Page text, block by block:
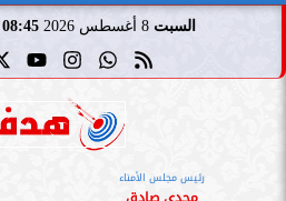
السبت 8 أغسطس 2026 08:45 مـ
رئيس مجلس الأمناء